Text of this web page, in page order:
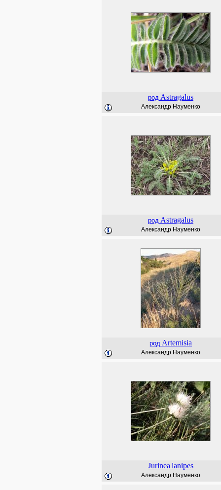
род Astragalus
Александр Науменко
род Astragalus
Александр Науменко
род Artemisia
Александр Науменко
Jurinea lanipes
Александр Науменко